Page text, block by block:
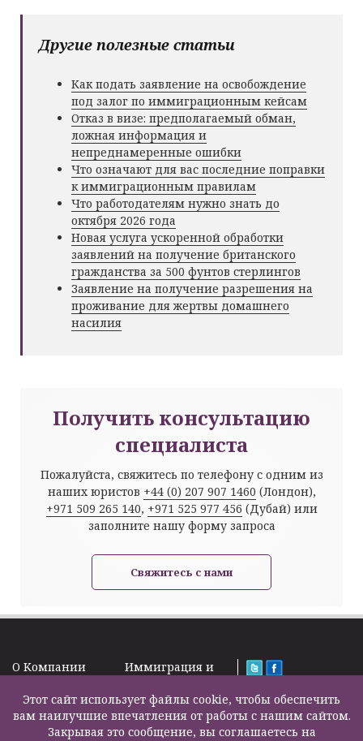
Другие полезные статьи
Как подать заявление на освобождение
под залог по иммиграционным кейсам
Отказ в визе: предполагаемый обман,
ложная информация и
непреднамеренные ошибки
Что означают для вас последние поправки
к иммиграционным правилам
Что работодателям нужно знать до
октября 2026 года
Новая услуга ускоренной обработки
заявлений на получение британского
гражданства за 500 фунтов стерлингов
Заявление на получение разрешения на
проживание для жертвы домашнего
насилия
Получить консультацию
специалиста
Пожалуйста, свяжитесь по телефону с одним из
наших юристов +44 (0) 207 907 1460 (Лондон),
+971 509 265 140, +971 525 977 456 (Дубай) или
заполните нашу форму запроса
Свяжитесь с нами
O Kомпании
Подписка на
новости
Задать вопрос
Иммиграция и
Налоги и пенсии
Бизнес услуги
Недвижимость
2000 – 2026©
Этот сайт использует файлы cookie, чтобы обеспечить
вам наилучшие впечатления от работы с нашим сайтом.
Закрывая это сообщение, вы соглашаетесь на